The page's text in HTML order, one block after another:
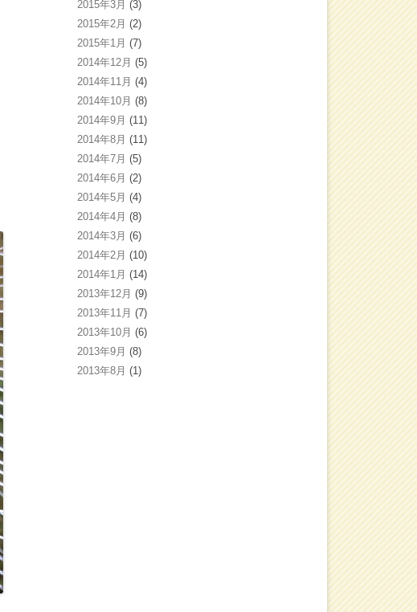
2015年3月 (3)
2015年2月 (2)
2015年1月 (7)
2014年12月 (5)
2014年11月 (4)
2014年10月 (8)
2014年9月 (11)
2014年8月 (11)
2014年7月 (5)
2014年6月 (2)
2014年5月 (4)
2014年4月 (8)
2014年3月 (6)
2014年2月 (10)
2014年1月 (14)
2013年12月 (9)
2013年11月 (7)
2013年10月 (6)
2013年9月 (8)
2013年8月 (1)